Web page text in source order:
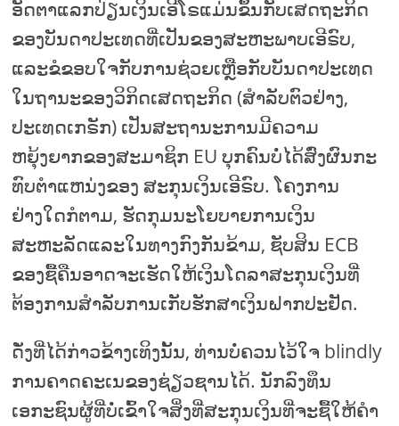
ອັດຕາແລກປ່ຽນເງິນເອີໂຣແມ່ນຂຶ້ນກັບເສດຖະກິດ
ຂອງບັນດາປະເທດທີ່ເປັນຂອງສະຫະພາບເອີຣົບ,
ແລະຂໍຂອບໃຈກັບການຊ່ວຍເຫຼືອກັບບັນດາປະເທດ
ໃນຖານະຂອງວິກິດເສດຖະກິດ (ສໍາລັບຕົວຢ່າງ,
ປະເທດເກຣັກ) ເປັນສະຖານະການມີຄວາມ
ຫຍຸ້ງຍາກຂອງສະມາຊິກ EU ບຸກຄົນບໍ່ໄດ້ສົ່ງຜົນກະ
ທົບຕໍາແຫນ່ງຂອງ ສະກຸນເງິນເອີຣົບ. ໂຄງການ
ຢ່າງໃດກໍຕາມ, ຮັດກຸມນະໂຍບາຍການເງິນ
ສະຫະລັດແລະໃນທາງກົງກັນຂ້າມ, ຊັບສິນ ECB
ຂອງຊື້ຄືນອາດຈະເຮັດໃຫ້ເງິນໂດລາສະກຸນເງິນທີ່
ຕ້ອງການສໍາລັບການເກັບຮັກສາເງິນຝາກປະຢັດ.
ດັ່ງທີ່ໄດ້ກ່າວຂ້າງເທິງນັ້ນ, ທ່ານບໍ່ຄວນໄວ້ໃຈ blindly
ການຄາດຄະເນຂອງຊ່ຽວຊານໄດ້. ນັກລົງທຶນ
ເອກະຊົນຜູ້ທີ່ບໍ່ເຂົ້າໃຈສິ່ງທີ່ສະກຸນເງິນທີ່ຈະຊື້ໃຫ້ຄໍາ